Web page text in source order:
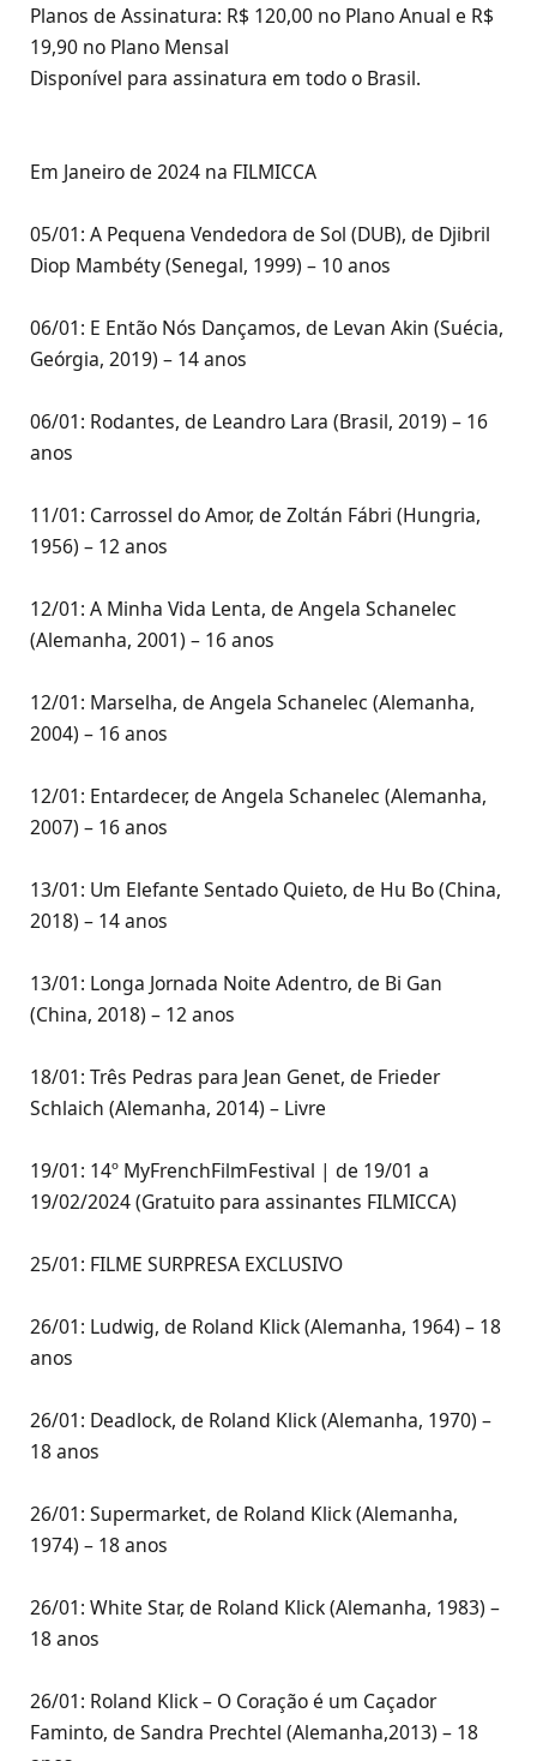
Planos de Assinatura: R$ 120,00 no Plano Anual e R$
19,90 no Plano Mensal
Disponível para assinatura em todo o Brasil.
Em Janeiro de 2024 na FILMICCA
05/01: A Pequena Vendedora de Sol (DUB), de Djibril
Diop Mambéty (Senegal, 1999) – 10 anos
06/01: E Então Nós Dançamos, de Levan Akin (Suécia,
Geórgia, 2019) – 14 anos
06/01: Rodantes, de Leandro Lara (Brasil, 2019) – 16
anos
11/01: Carrossel do Amor, de Zoltán Fábri (Hungria,
1956) – 12 anos
12/01: A Minha Vida Lenta, de Angela Schanelec
(Alemanha, 2001) – 16 anos
12/01: Marselha, de Angela Schanelec (Alemanha,
2004) – 16 anos
12/01: Entardecer, de Angela Schanelec (Alemanha,
2007) – 16 anos
13/01: Um Elefante Sentado Quieto, de Hu Bo (China,
2018) – 14 anos
13/01: Longa Jornada Noite Adentro, de Bi Gan
(China, 2018) – 12 anos
18/01: Três Pedras para Jean Genet, de Frieder
Schlaich (Alemanha, 2014) – Livre
19/01: 14º MyFrenchFilmFestival | de 19/01 a
19/02/2024 (Gratuito para assinantes FILMICCA)
25/01: FILME SURPRESA EXCLUSIVO
26/01: Ludwig, de Roland Klick (Alemanha, 1964) – 18
anos
26/01: Deadlock, de Roland Klick (Alemanha, 1970) –
18 anos
26/01: Supermarket, de Roland Klick (Alemanha,
1974) – 18 anos
26/01: White Star, de Roland Klick (Alemanha, 1983) –
18 anos
26/01: Roland Klick – O Coração é um Caçador
Faminto, de Sandra Prechtel (Alemanha,2013) – 18